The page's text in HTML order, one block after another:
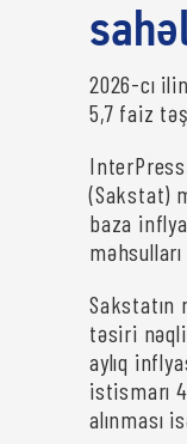
2026-cı
5,7 faiz
(Sakstat)
baza
Sakstatın
təsiri
aylıq
istismarı
alınması